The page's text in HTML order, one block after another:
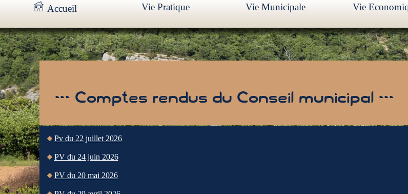
Accueil Vie Pratique Vie Municipale Vie
--- Comptes rendus du Conseil municipal ---
Pv du 22 juillet 2026
PV du 24 juin 2026
PV du 20 mai 2026